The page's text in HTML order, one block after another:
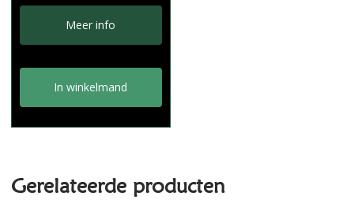
Meer info
In winkelmand
Gerelateerde producten